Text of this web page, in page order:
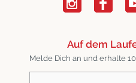
Auf dem
Melde Dich an und erhalte